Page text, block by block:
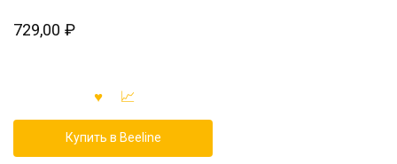
729,00 ₽
Купить в Beeline